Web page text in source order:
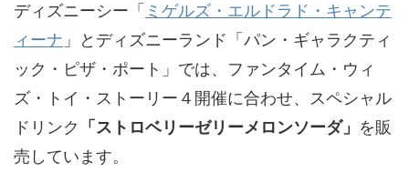
ディズニーシー「 ミゲルズ・エルドラド・キャンテ
ィーナ 」とディズニーランド「パン・ギャラクティ
ック・ピザ・ポート」では、ファンタイム・ウィ
ズ・トイ・ストーリー４開催に合わせ、スペシャル
ドリンク
「ストロベリーゼリーメロンソーダ」 を販
売しています。